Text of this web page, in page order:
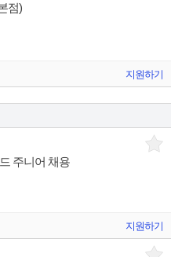
점)
지원하기
주니어 채용
지원하기